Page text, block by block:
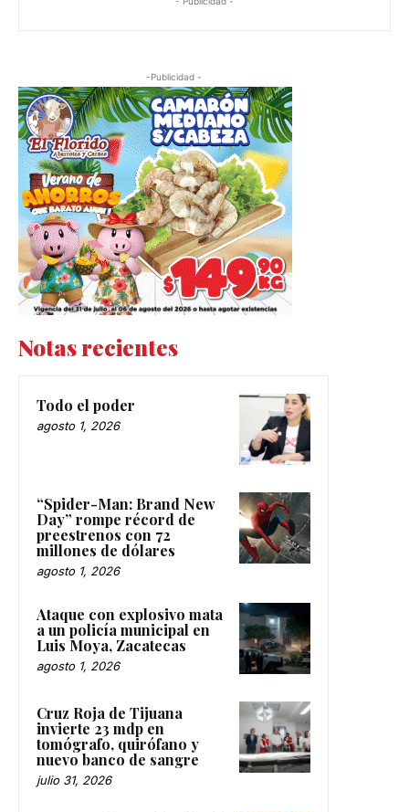
-Publicidad -
Notas recientes
Todo el poder
agosto 1, 2026
“Spider-Man: Brand New
Day” rompe récord de
preestrenos con 72
millones de dólares
agosto 1, 2026
Ataque con explosivo mata
a un policía municipal en
Luis Moya, Zacatecas
agosto 1, 2026
Cruz Roja de Tijuana
invierte 23 mdp en
tomógrafo, quirófano y
nuevo banco de sangre
julio 31, 2026